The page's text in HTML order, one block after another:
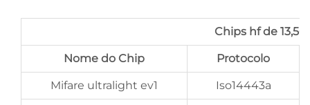
Chips hf de
Nome do Chip Protocolo
Mifare ultralight ev1 Iso14443a